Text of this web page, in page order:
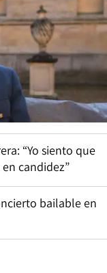
“Yo siento que
candidez”
bailable en